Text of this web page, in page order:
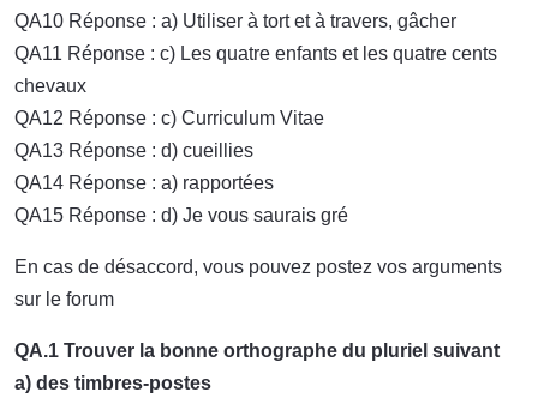
QA10 Réponse : a) Utiliser à tort et à travers, gâcher
QA11 Réponse : c) Les quatre enfants et les quatre cents
chevaux
QA12 Réponse : c) Curriculum Vitae
QA13 Réponse : d) cueillies
QA14 Réponse : a) rapportées
QA15 Réponse : d) Je vous saurais gré
En cas de désaccord, vous pouvez postez vos arguments
sur le forum
QA.1 Trouver la bonne orthographe du pluriel suivant
a) des timbres-postes